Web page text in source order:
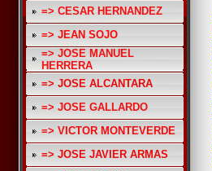
=> CESAR HERNANDEZ
=> JEAN SOJO
=> JOSE MANUEL
HERRERA
=> JOSE ALCANTARA
=> JOSE GALLARDO
=> VICTOR MONTEVERDE
=> JOSE JAVIER ARMAS